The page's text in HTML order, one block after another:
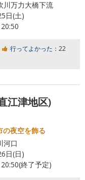
川万力大橋下流
日(土)
行ってよかった： 22
江津地区)
の夜空を飾る
河口
日(日)
終了予定)